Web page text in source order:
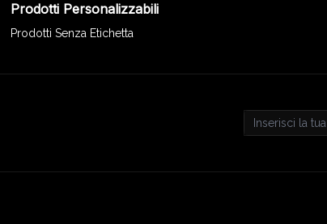
Prodotti Personalizzabili
Prodotti Senza Etichetta
Email address